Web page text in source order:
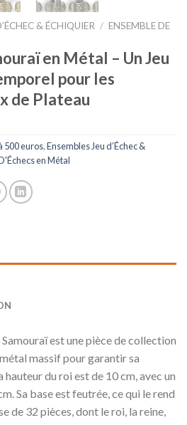
& ÉCHIQUIER / ENSEMBLE DE
en Métal – Un Jeu
pour les
de Plateau
500 euros,Ensembles Jeu d’Échec &
en Métal
Samouraï est une pièce de collection
massif pour garantir sa
du roi est de 10 cm, avec un
Sa base est feutrée, ce qui le rend
de 32 pièces, dont le roi, la reine,